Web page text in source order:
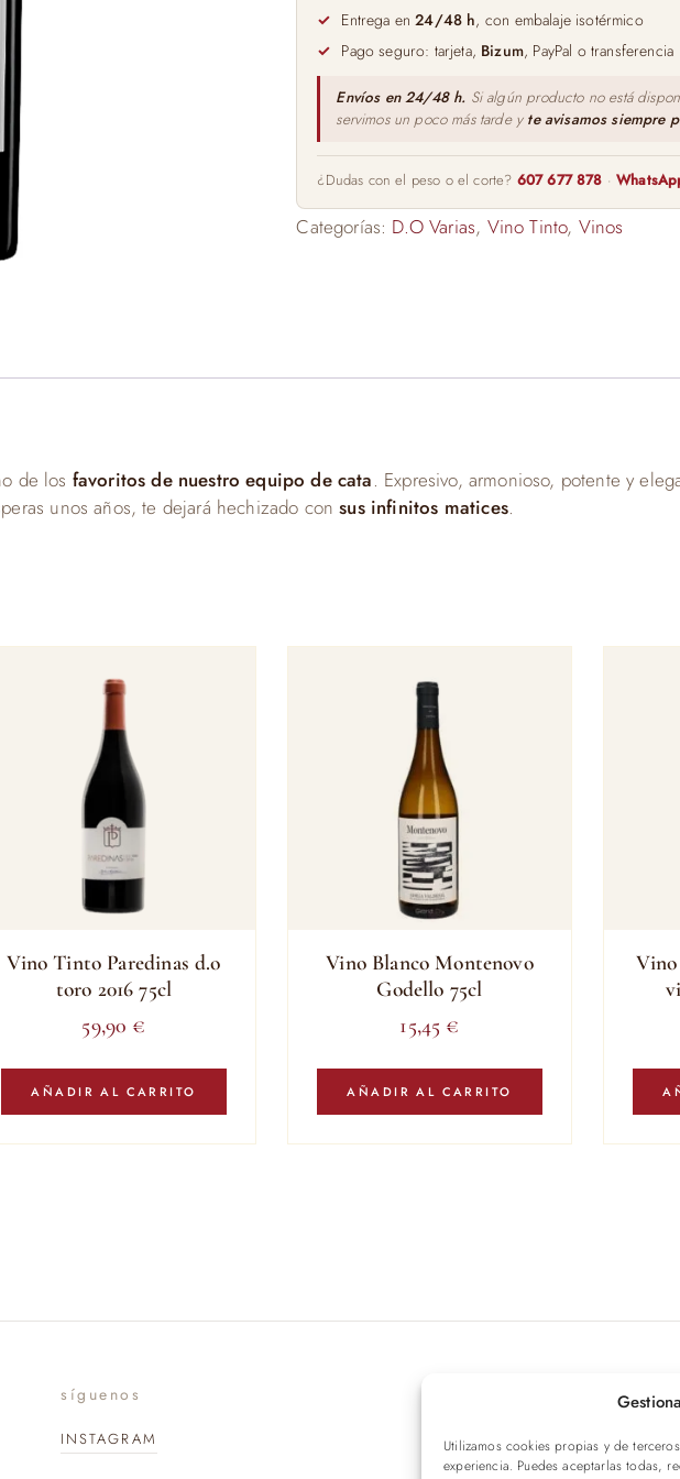
Utilizamos cookies propias y de
experiencia. Puedes aceptarlas todas,
Reserva
Especial
cantidad
Entrega en24/48 h, con embalaje isotérmico
Pago seguro: tarjeta, Bizum, PayPal o transferencia
Envíos en 24/48 h. Si algún producto no está
servimos un poco más tarde y te avisamos siempre
¿Dudas con el peso o el corte? 607 677 878 ·
Categorías: D.O Varias, Vino Tinto, Vinos
de los favoritos de nuestro equipo de cata. Expresivo, armonioso, potente y
unos años, te dejará hechizado consus infinitos matices.
Vino Tinto Paredinas d.o
toro 2016 75cl
59,90 €
AÑADIR AL CARRITO
Vino Blanco Montenovo
Godello 75cl
15,45 €
AÑADIR AL CARRITO
Vino
síguenos
INSTAGRAM
suscríbete a nuestras